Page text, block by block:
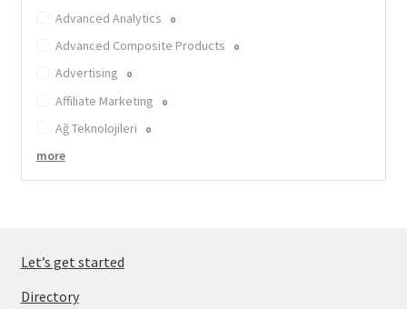
Advanced Analytics 0
Advanced Composite Products 0
Advertising 0
Affiliate Marketing 0
Ağ Teknolojileri 0
more
Let’s get started
Directory